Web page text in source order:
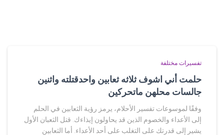
تفسيرات مختلفة
حلمت أني اشوف ثلاثه ثعابين واحدقتلته واثنين
جالسات محلهن ماتحركين
وفقًا لموسوعات تفسير الأحلام، يرمز رؤية الثعابين في الحلم
إلى الأعداء والخصوم الذين قد يحاولون إيذاءك. قتل الثعبان الأول
يشير إلى قدرتك على التغلب على أحد الأعداء. أما الثعابين